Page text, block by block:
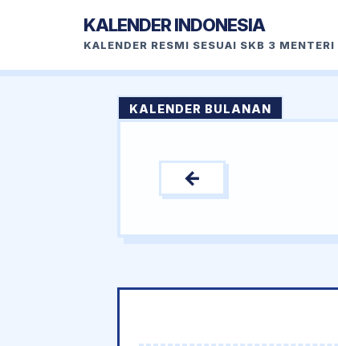
KALENDER INDONESIA
KALENDER RESMI SESUAI SKB 3
KALENDER BULANAN
←